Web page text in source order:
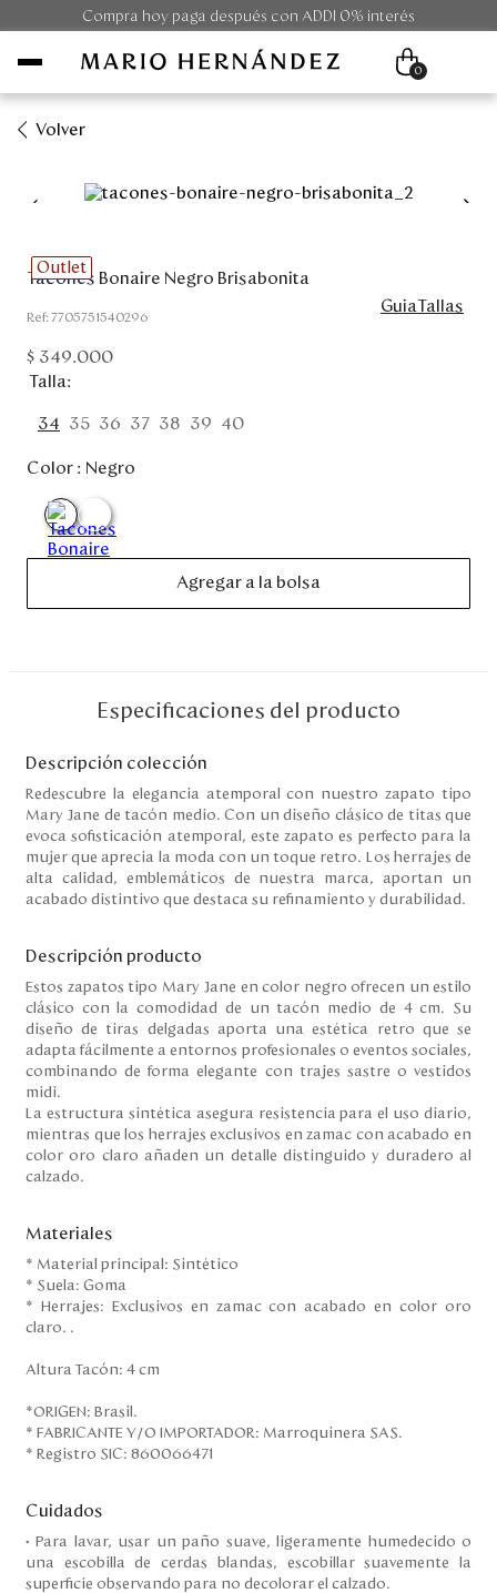
Compra hoy paga después con ADDI 0% interés
Unisex
Outlet
Disney
Servicio al cliente
Nuestras Tiendas
Colombia
Costa Rica
Panamá
0
Volver
Outlet
Tacones Bonaire Negro Brisabonita
:7705751540296
$ 349.000
GuiaTallas
Talla
34 35 36 37 38 39 40
Color : Negro
Agregar a la bolsa
Especificaciones del producto
Descripción colección
Redescubre la elegancia atemporal con nuestro zapato tipo
Mary Jane de tacón medio. Con un diseño clásico de titas que
evoca sofisticación atemporal, este zapato es perfecto para la
mujer que aprecia la moda con un toque retro. Los herrajes de
alta calidad, emblemáticos de nuestra marca, aportan un
acabado distintivo que destaca su refinamiento y durabilidad.
Descripción producto
Estos zapatos tipo Mary Jane en color negro ofrecen un estilo
clásico con la comodidad de un tacón medio de 4 cm. Su
diseño de tiras delgadas aporta una estética retro que se
adapta fácilmente a entornos profesionales o eventos sociales,
combinando de forma elegante con trajes sastre o vestidos
midi.
La estructura sintética asegura resistencia para el uso diario,
mientras que los herrajes exclusivos en zamac con acabado en
color oro claro añaden un detalle distinguido y duradero al
calzado.
Materiales
* Material principal: Sintético
* Suela: Goma
* Herrajes: Exclusivos en zamac con acabado en color oro
claro. .
Altura Tacón: 4 cm
*ORIGEN: Brasil.
* FABRICANTE Y/O IMPORTADOR: Marroquinera SAS.
* Registro SIC: 860066471
Cuidados
• Para lavar, usar un paño suave, ligeramente humedecido o
una escobilla de cerdas blandas, escobillar suavemente la
superficie observando para no decolorar el calzado.